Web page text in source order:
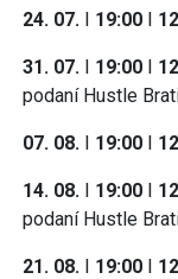
24. 07. I 19:00 I
31. 07. I 19:00 I
podaní Hustle
07. 08. I 19:00 I
14. 08. I 19:00 I
podaní Hustle
21. 08. I 19:00 I